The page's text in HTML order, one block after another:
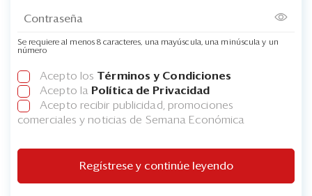
Se requiere al menos 8 caracteres, una mayúscula, una minúscula y un
número
Acepto los Términos y Condiciones
Acepto la Política de Privacidad
Acepto recibir publicidad, promociones
comerciales y noticias de Semana Económica
Regístrese y continúe leyendo